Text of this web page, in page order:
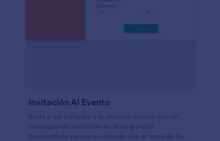
procesadores de pago de confianza como Apple
Invitación Al Evento
Invita a tus invitados a tu próximo evento con un
formulario de invitación en línea gratuito.
Personalízalo para que coincida con el tema de tu